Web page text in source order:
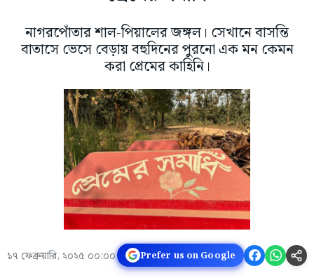
নাগরপোঁতার শাল-পিয়ালের জঙ্গল। সেখানে বাসন্তি
বাতাসে ভেসে বেড়ায় বহুদিনের পুরনো এক মন কেমন
করা প্রেমের কাহিনি।
১৭ ফেব্রুয়ারি, ২০২৫ ০০:০০ Prefer us on Google